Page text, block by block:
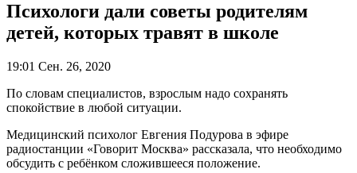
Психологи дали советы родителям
детей, которых травят в школе
19:01 Сен. 26, 2020
По словам специалистов, взрослым надо сохранять
спокойствие в любой ситуации.
Медицинский психолог Евгения Подурова в эфире
радиостанции «Говорит Москва» рассказала, что необходимо
обсудить с ребёнком сложившееся положение.